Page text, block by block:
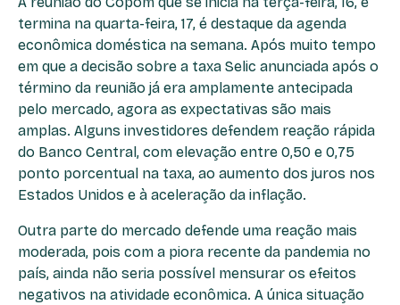
termina na quarta-feira, 17, é destaque da agenda
econômica doméstica na semana. Após muito tempo
em que a decisão sobre a taxa Selic anunciada após o
término da reunião já era amplamente antecipada
pelo mercado, agora as expectativas são mais
amplas. Alguns investidores defendem reação rápida
do Banco Central, com elevação entre 0,50 e 0,75
ponto porcentual na taxa, ao aumento dos juros nos
Estados Unidos e à aceleração da inflação.
Outra parte do mercado defende uma reação mais
moderada, pois com a piora recente da pandemia no
país, ainda não seria possível mensurar os efeitos
negativos na atividade econômica. A única situação